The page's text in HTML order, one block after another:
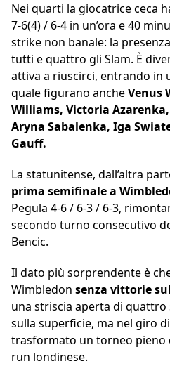
Nei quarti la giocatrice ceca
7-6(4) / 6-4 in un’ora e 40
strike non banale: la
tutti e quattro gli Slam. È
attiva a riuscirci, entrando
quale figurano ancheVenus
Williams, Victoria
Aryna Sabalenka, Iga
Gauff.
La statunitense, dall’altra
prima semifinale a
Pegula 4-6 / 6-3 / 6-3,
secondo turno consecutivo
Bencic.
Il dato più sorprendente è
Wimbledon senza vittorie
una striscia aperta di
sulla superficie, ma nel giro
trasformato un torneo pieno
run londinese.